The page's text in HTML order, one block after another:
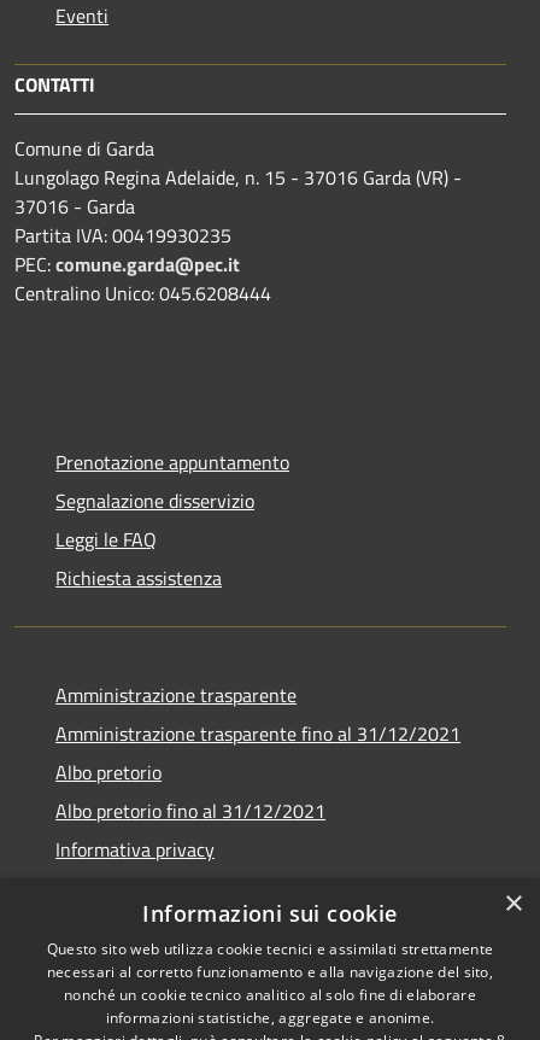
Eventi
CONTATTI
Comune di Garda
Lungolago Regina Adelaide, n. 15 - 37016 Garda (VR) -
37016 - Garda
Partita IVA: 00419930235
PEC:comune.garda@pec.it
Centralino Unico: 045.6208444
Prenotazione appuntamento
Segnalazione disservizio
Leggi le FAQ
Richiesta assistenza
Amministrazione trasparente
Amministrazione trasparente fino al 31/12/2021
Albo pretorio
Albo pretorio fino al 31/12/2021
Informativa privacy
Dichiarazione di accessibilità
×
Informazioni sui cookie
Questo sito web utilizza cookie tecnici e assimilati strettamente
necessari al corretto funzionamento e alla navigazione del sito,
nonché un cookie tecnico analitico al solo fine di elaborare
informazioni statistiche, aggregate e anonime.